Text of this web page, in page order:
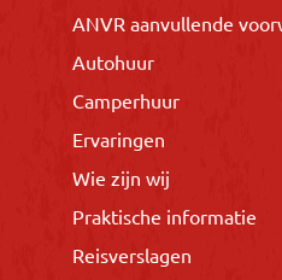
ANVR aanvullende
Autohuur
Camperhuur
Ervaringen
Wie zijn wij
Praktische informatie
Reisverslagen